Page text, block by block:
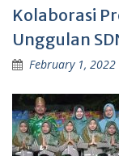
Kolaborasi
Unggulan
February 1, 2022